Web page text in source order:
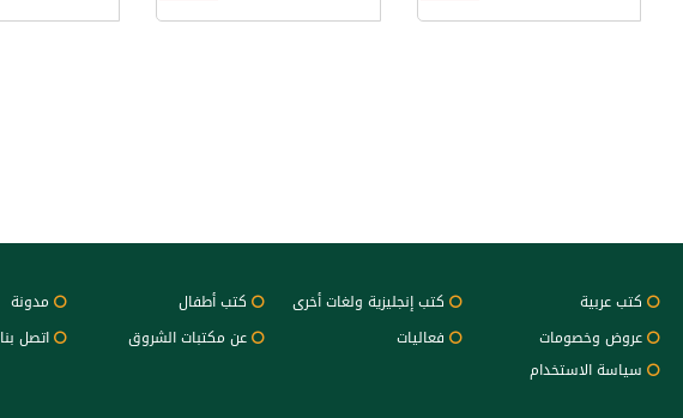
كتب عربية كتب إنجليزية ولغات أخرى كتب أطفال
مدونة
عروض وخصومات
فعاليات عن مكتبات الشروق
اتصل بنا
سياسة الاستخدام